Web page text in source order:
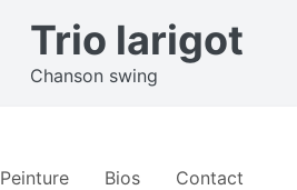
Trio larigot
Chanson swing
Peinture Bios Contact